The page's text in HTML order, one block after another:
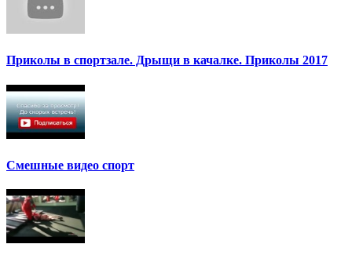
Приколы в спортзале. Дрыщи в качалке. Приколы 2017
Смешные видео спорт